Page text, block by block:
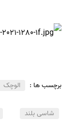
برچسب ها : الوچک
شاسی بلند